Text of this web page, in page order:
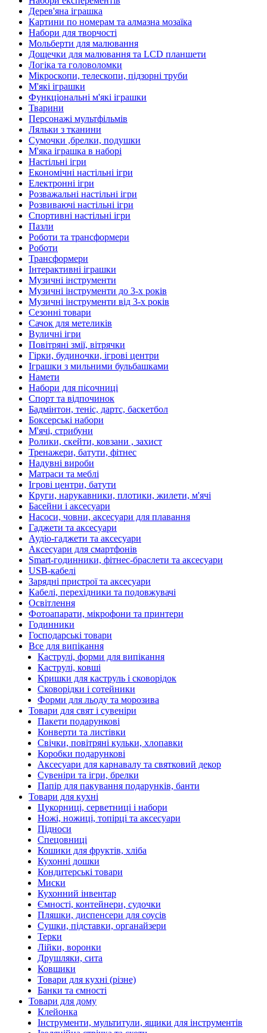
Дерев'яна іграшка
Картини по номерам та алмазна мозаїка
Набори для творчості
Мольберти для малювання
Дощечки для малювання та LCD планшети
Логіка та головоломки
Мікроскопи, телескопи, підзорні труби
М'які іграшки
Функціональні м'які іграшки
Тварини
Персонажі мультфільмів
Ляльки з тканини
Сумочки ,брелки, подушки
М'яка іграшка в наборі
Настільні ігри
Економічні настільні ігри
Електронні ігри
Розважальні настільні ігри
Розвиваючі настільні ігри
Спортивні настільні ігри
Пазли
Роботи та трансформери
Роботи
Трансформери
Інтерактивні іграшки
Музичні інструменти
Музичні інструменти до 3-х років
Музичні інструменти від 3-х років
Сезонні товари
Сачок для метеликів
Вуличні ігри
Повітряні змії, вітрячки
Гірки, будиночки, ігрові центри
Іграшки з мильними бульбашками
Намети
Набори для пісочниці
Спорт та відпочинок
Бадмінтон, теніс, дартс, баскетбол
Боксерські набори
М'ячі, стрибуни
Ролики, скейти, ковзани , захист
Тренажери, батути, фітнес
Надувні вироби
Матраси та меблі
Ігрові центри, батути
Круги, нарукавники, плотики, жилети, м'ячі
Басейни і аксесуари
Насоси, човни, аксесуари для плавання
Гаджети та аксесуари
Аудіо-гаджети та аксесуари
Аксесуари для смартфонів
Smart-годинники, фітнес-браслети та аксесуари
USB-кабелі
Зарядні пристрої та аксесуари
Кабелі, перехідники та подовжувачі
Освітлення
Фотоапарати, мікрофони та принтери
Годинники
Господарські товари
Все для випікання
Каструлі, форми для випікання
Каструлі, ковші
Кришки для каструль і сковорідок
Сковорідки і сотейники
Форми для льоду та морозива
Товари для свят і сувеніри
Пакети подарункові
Конверти та листівки
Свічки, повітряні кульки, хлопавки
Коробки подарункові
Аксесуари для карнавалу та святковий декор
Сувеніри та ігри, брелки
Папір для пакування подарунків, банти
Товари для кухні
Цукорниці, серветниці і набори
Ножі, ножиці, топірці та аксесуари
Підноси
Спецовниці
Кошики для фруктів, хліба
Кухонні дошки
Кондитерські товари
Миски
Кухонний інвентар
Ємності, контейнери, судочки
Пляшки, диспенсери для соусів
Сушки, підставки, органайзери
Терки
Лійки, воронки
Друшляки, сита
Ковшики
Товари для кухні (різне)
Банки та ємності
Товари для дому
Клейонка
Інструменти, мультитули, ящики для інструментів